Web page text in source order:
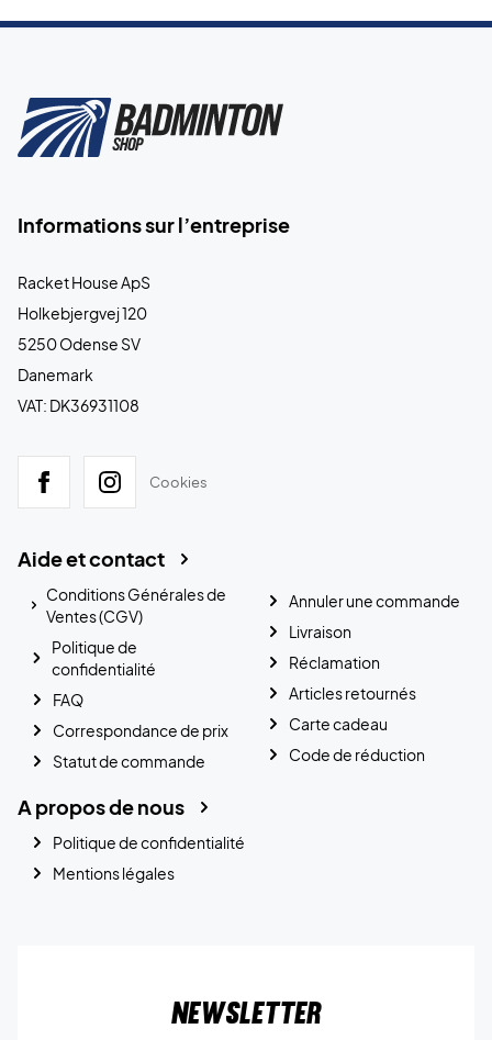
Informations sur l’entreprise
Racket House ApS
Holkebjergvej 120
5250 Odense SV
Danemark
VAT: DK36931108
Cookies
Aide et contact
Conditions Générales de
Ventes (CGV)
Politique de
confidentialité
FAQ
Correspondance de prix
Statut de commande
Annuler une commande
Livraison
Réclamation
Articles retournés
Carte cadeau
Code de réduction
A propos de nous
Politique de confidentialité
Mentions légales
Newsletter